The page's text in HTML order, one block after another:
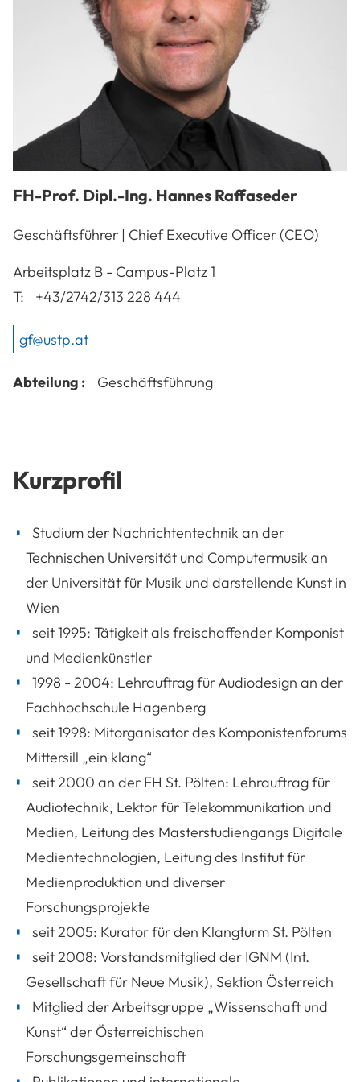
FH-Prof. Dipl.-Ing. Hannes Raffaseder
Geschäftsführer | Chief Executive Officer (CEO)
Arbeitsplatz B - Campus-Platz 1
T:
+43/2742/313 228 444
gf@ustp.at
Abteilung : Geschäftsführung
Kurzprofil
Studium der Nachrichtentechnik an der
Technischen Universität und Computermusik an
der Universität für Musik und darstellende Kunst in
Wien
seit 1995: Tätigkeit als freischaffender Komponist
und Medienkünstler
1998 - 2004: Lehrauftrag für Audiodesign an der
Fachhochschule Hagenberg
seit 1998: Mitorganisator des Komponistenforums
Mittersill „ein klang“
seit 2000 an der FH St. Pölten: Lehrauftrag für
Audiotechnik, Lektor für Telekommunikation und
Medien, Leitung des Masterstudiengangs Digitale
Medientechnologien, Leitung des Institut für
Medienproduktion und diverser
Forschungsprojekte
seit 2005: Kurator für den Klangturm St. Pölten
seit 2008: Vorstandsmitglied der IGNM (Int.
Gesellschaft für Neue Musik), Sektion Österreich
Mitglied der Arbeitsgruppe „Wissenschaft und
Kunst“ der Österreichischen
Forschungsgemeinschaft